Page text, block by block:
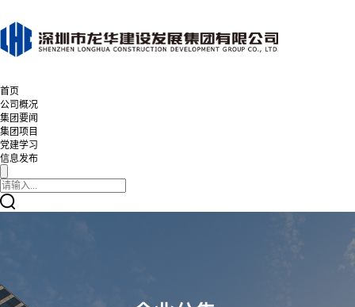
首页
公司概况
集团要闻
集团项目
党建学习
信息发布